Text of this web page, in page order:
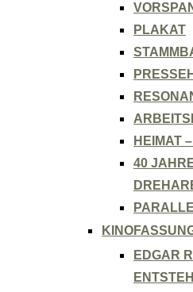
PLAKAT
HEIMAT
40
EDGAR